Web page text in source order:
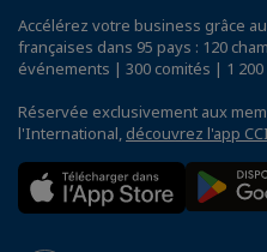
Accélérez votre business grâce
françaises dans 95 pays : 120
événements | 300 comités | 1
Réservée exclusivement aux
l'International, découvrez l'app